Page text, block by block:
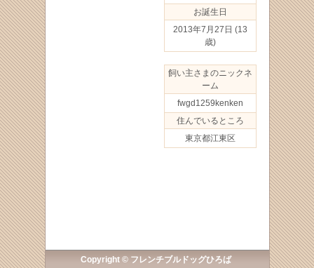
お誕生日
2013年7月27日 (13
歳)
飼い主さまのニックネ
ーム
fwgd1259kenken
住んでいるところ
東京都江東区
Copyright © フレンチブルドッグひろば